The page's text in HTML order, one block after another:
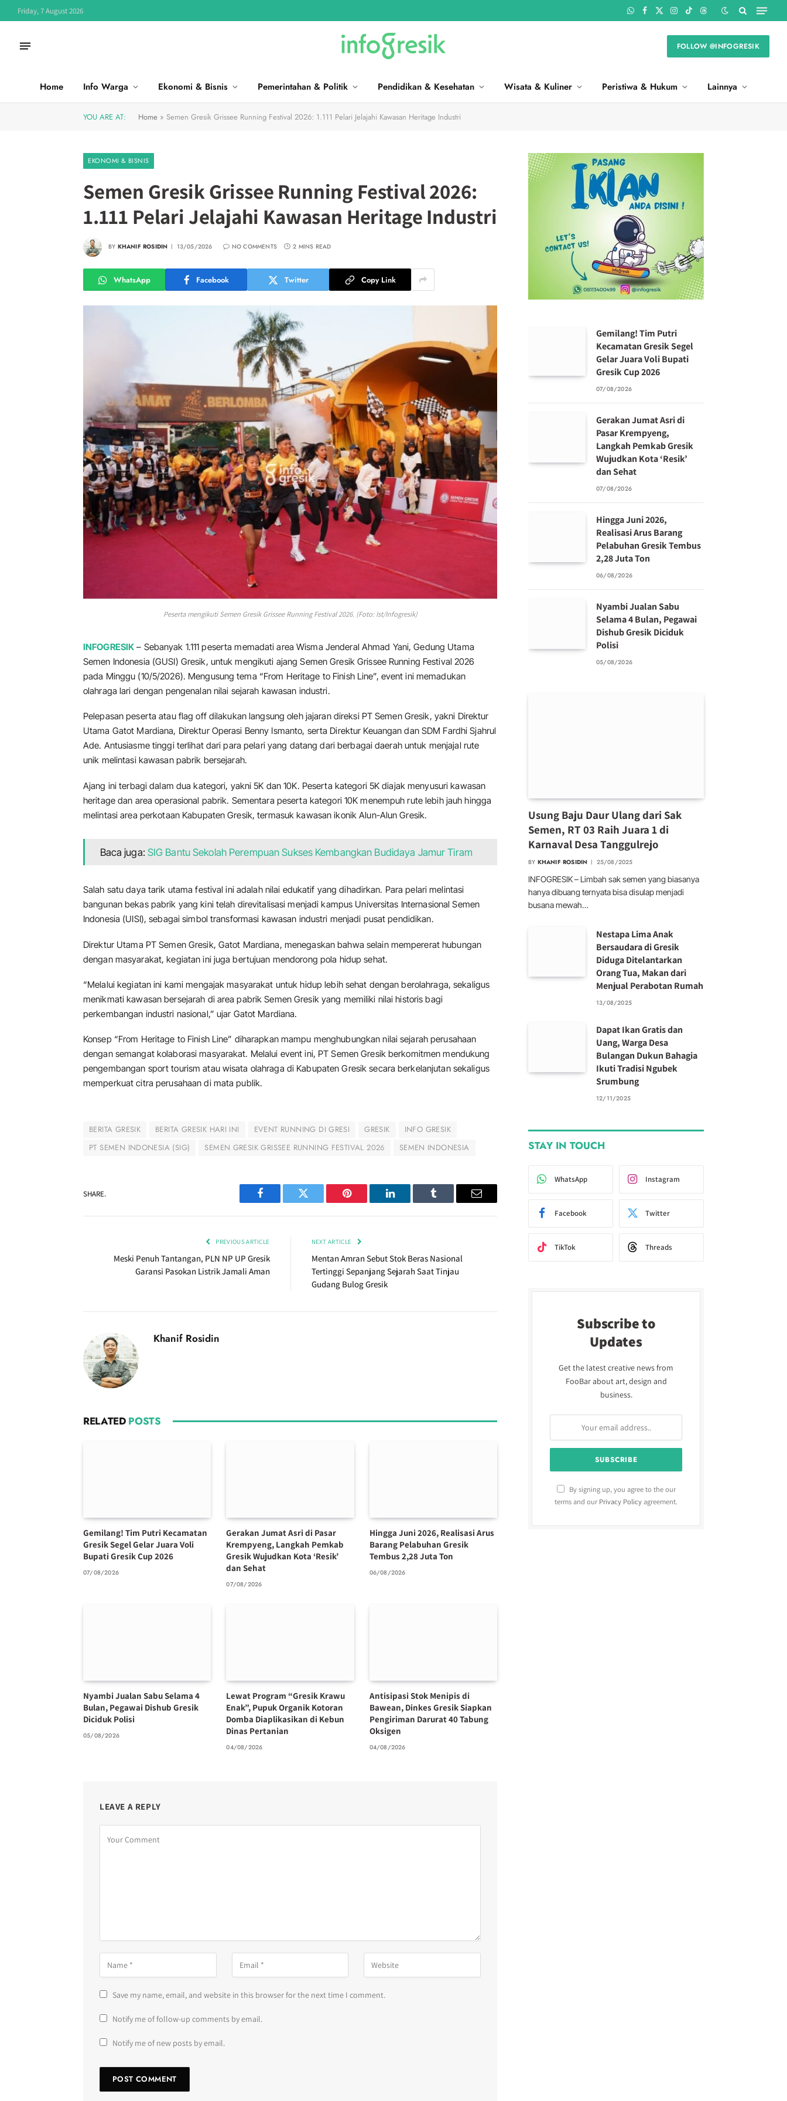
Friday, 7 August 2026 WhatsApp
Facebook
X
Instagram
TikTokThreads
FOLLOW @INFOGRESIK
Home Info Warga Ekonomi & Bisnis Pemerintahan & Politik Pendidikan & Kesehatan Wisata & Kuliner Peristiwa & Hukum Lainnya
YOU ARE AT: Home » Semen Gresik Grissee Running Festival 2026: 1.111 Pelari Jelajahi Kawasan Heritage Industri
EKONOMI & BISNIS
Semen Gresik Grissee Running Festival 2026:
1.111 Pelari Jelajahi Kawasan Heritage Industri
BY KHANIF ROSIDIN 13/05/2026 NO COMMENTS 2 MINS READ
WhatsApp Facebook Twitter Copy Link
Peserta mengikuti Semen Gresik Grissee Running Festival 2026. (Foto: Ist/Infogresik)
INFOGRESIK – Sebanyak 1.111 peserta memadati area Wisma Jenderal Ahmad Yani, Gedung Utama
Semen Indonesia (GUSI) Gresik, untuk mengikuti ajang Semen Gresik Grissee Running Festival 2026
pada Minggu (10/5/2026). Mengusung tema “From Heritage to Finish Line”, event ini memadukan
olahraga lari dengan pengenalan nilai sejarah kawasan industri.
Pelepasan peserta atau flag off dilakukan langsung oleh jajaran direksi PT Semen Gresik, yakni Direktur
Utama Gatot Mardiana, Direktur Operasi Benny Ismanto, serta Direktur Keuangan dan SDM Fardhi Sjahrul
Ade. Antusiasme tinggi terlihat dari para pelari yang datang dari berbagai daerah untuk menjajal rute
unik melintasi kawasan pabrik bersejarah.
Ajang ini terbagi dalam dua kategori, yakni 5K dan 10K. Peserta kategori 5K diajak menyusuri kawasan
heritage dan area operasional pabrik. Sementara peserta kategori 10K menempuh rute lebih jauh hingga
melintasi area perkotaan Kabupaten Gresik, termasuk kawasan ikonik Alun-Alun Gresik.
Baca juga: SIG Bantu Sekolah Perempuan Sukses Kembangkan Budidaya Jamur Tiram
Salah satu daya tarik utama festival ini adalah nilai edukatif yang dihadirkan. Para pelari melintasi
bangunan bekas pabrik yang kini telah direvitalisasi menjadi kampus Universitas Internasional Semen
Indonesia (UISI), sebagai simbol transformasi kawasan industri menjadi pusat pendidikan.
Direktur Utama PT Semen Gresik, Gatot Mardiana, menegaskan bahwa selain mempererat hubungan
dengan masyarakat, kegiatan ini juga bertujuan mendorong pola hidup sehat.
“Melalui kegiatan ini kami mengajak masyarakat untuk hidup lebih sehat dengan berolahraga, sekaligus
menikmati kawasan bersejarah di area pabrik Semen Gresik yang memiliki nilai historis bagi
perkembangan industri nasional,” ujar Gatot Mardiana.
Konsep “From Heritage to Finish Line” diharapkan mampu menghubungkan nilai sejarah perusahaan
dengan semangat kolaborasi masyarakat. Melalui event ini, PT Semen Gresik berkomitmen mendukung
pengembangan sport tourism atau wisata olahraga di Kabupaten Gresik secara berkelanjutan sekaligus
memperkuat citra perusahaan di mata publik.
BERITA GRESIK BERITA GRESIK HARI INI EVENT RUNNING DI GRESI GRESIK
INFO GRESIK
PT SEMEN INDONESIA (SIG)
SEMEN GRESIK GRISSEE RUNNING FESTIVAL 2026 SEMEN INDONESIA
SHARE.
Facebook Twitter Pinterest LinkedIn Tumblr Email
PREVIOUS ARTICLE
Meski Penuh Tantangan, PLN NP UP Gresik
Garansi Pasokan Listrik Jamali Aman
NEXT ARTICLE
Mentan Amran Sebut Stok Beras Nasional
Tertinggi Sepanjang Sejarah Saat Tinjau
Gudang Bulog Gresik
Khanif Rosidin
RELATED POSTS
Gemilang! Tim Putri Kecamatan
Gresik Segel Gelar Juara Voli
Bupati Gresik Cup 2026
07/08/2026
Gerakan Jumat Asri di Pasar
Krempyeng, Langkah Pemkab
Gresik Wujudkan Kota ‘Resik’
dan Sehat
07/08/2026
Hingga Juni 2026, Realisasi Arus
Barang Pelabuhan Gresik
Tembus 2,28 Juta Ton
06/08/2026
Nyambi Jualan Sabu Selama 4
Bulan, Pegawai Dishub Gresik
Diciduk Polisi
05/08/2026
Lewat Program “Gresik Krawu
Enak”, Pupuk Organik Kotoran
Domba Diaplikasikan di Kebun
Dinas Pertanian
04/08/2026
Antisipasi Stok Menipis di
Bawean, Dinkes Gresik Siapkan
Pengiriman Darurat 40 Tabung
Oksigen
04/08/2026
LEAVE A REPLY
Save my name, email, and website in this browser for the next time I comment.
Notify me of follow-up comments by email.
Notify me of new posts by email.
Gemilang! Tim Putri
Kecamatan Gresik Segel
Gelar Juara Voli Bupati
Gresik Cup 2026
07/08/2026
Gerakan Jumat Asri di
Pasar Krempyeng,
Langkah Pemkab Gresik
Wujudkan Kota ‘Resik’
dan Sehat
07/08/2026
Hingga Juni 2026,
Realisasi Arus Barang
Pelabuhan Gresik Tembus
2,28 Juta Ton
06/08/2026
Nyambi Jualan Sabu
Selama 4 Bulan, Pegawai
Dishub Gresik Diciduk
Polisi
05/08/2026
Usung Baju Daur Ulang dari Sak
Semen, RT 03 Raih Juara 1 di
Karnaval Desa Tanggulrejo
BY KHANIF ROSIDIN 25/08/2025
INFOGRESIK – Limbah sak semen yang biasanya
hanya dibuang ternyata bisa disulap menjadi
busana mewah…
Nestapa Lima Anak
Bersaudara di Gresik
Diduga Ditelantarkan
Orang Tua, Makan dari
Menjual Perabotan Rumah
13/08/2025
Dapat Ikan Gratis dan
Uang, Warga Desa
Bulangan Dukun Bahagia
Ikuti Tradisi Ngubek
Srumbung
12/11/2025
STAY IN TOUCH
WhatsApp Instagram
Facebook Twitter
TikTok Threads
Subscribe to
Updates
Get the latest creative news from
FooBar about art, design and
business.
By signing up, you agree to the our
terms and our Privacy Policyagreement.